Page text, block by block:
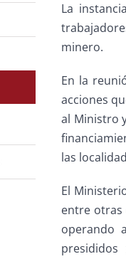
La
minero.
En la
acciones
al Ministro
las
El
entre otras
operando